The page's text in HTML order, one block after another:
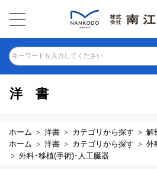
キーワードを入力してください
洋書
ホーム 洋書 カテゴリから探す 解
ホーム
洋書 カテゴリから探す
外
外科･移植(手術)･人工臓器